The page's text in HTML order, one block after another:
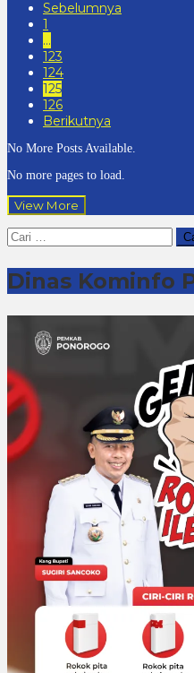
Sebelumnya
1
…
123
124
125
126
Berikutnya
No More Posts Available.
No more pages to load.
View More
Cari
untuk:
Dinas Kominfo